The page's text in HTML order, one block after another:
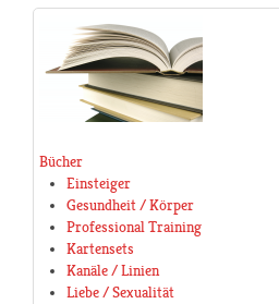
Bücher
Einsteiger
Gesundheit / Körper
Professional Training
Kartensets
Kanäle / Linien
Liebe / Sexualität